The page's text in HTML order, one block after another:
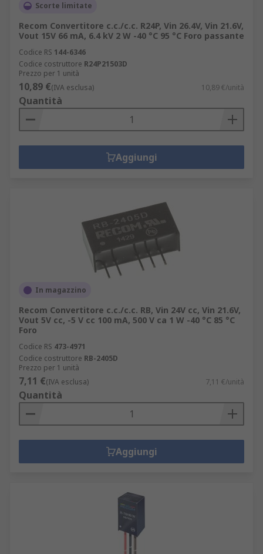
Scorte limitate
Recom Convertitore c.c./c.c. R24P, Vin 26.4V, Vin 21.6V,
Vout 15V 66 mA, 6.4 kV 2 W -40 °C 95 °C Foro passante
Codice RS 144-6346
Codice costruttore R24P21503D
Prezzo per 1 unità
10,89 €(IVA esclusa) 10,89 €/unità
Quantità
Aggiungi
In magazzino
Recom Convertitore c.c./c.c. RB, Vin 24V cc, Vin 21.6V,
Vout 5V cc, -5 V cc 100 mA, 500 V ca 1 W -40 °C 85 °C
Foro
Codice RS 473-4971
Codice costruttore RB-2405D
Prezzo per 1 unità
7,11 €(IVA esclusa) 7,11 €/unità
Quantità
Aggiungi